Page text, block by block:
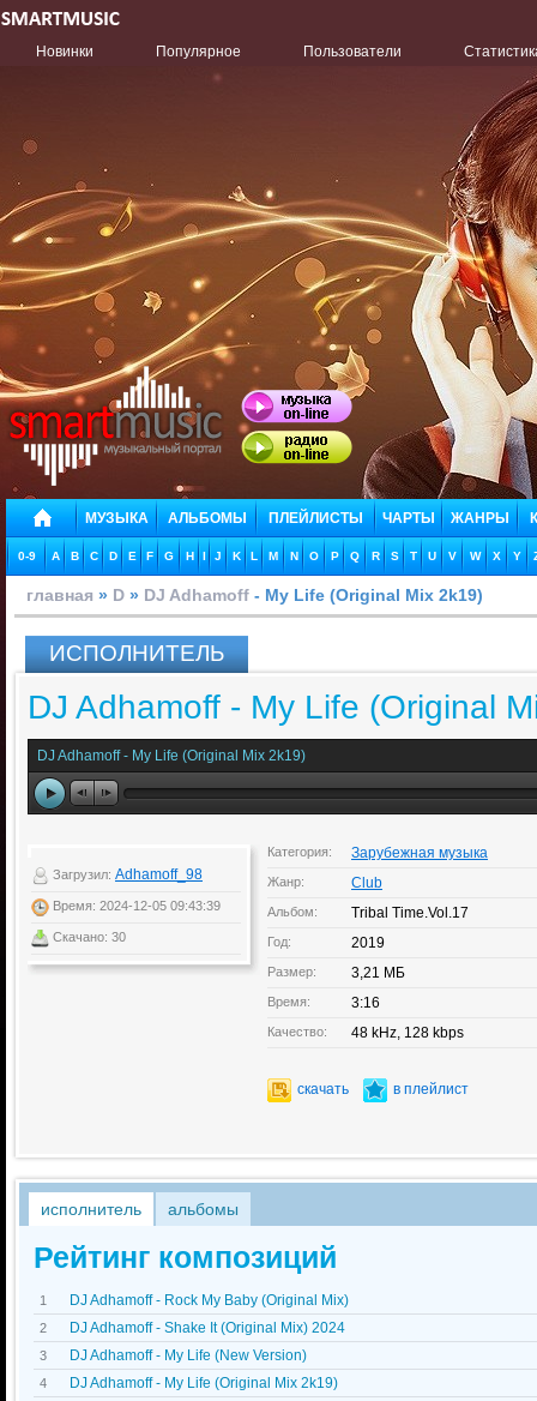
Новинки Популярное Пользователи
МУЗЫКА АЛЬБОМЫ ПЛЕЙЛИСТЫ ЧАРТЫ ЖАНРЫ
0-9 A B C D E F G H I J K L M N O P Q R S T U V W X Y
главная » D » DJ Adhamoff - My Life (Original Mix 2k19)
ИСПОЛНИТЕЛЬ
DJ Adhamoff - My Life (Original
DJ Adhamoff - My Life (Original Mix 2k19)
Загрузил: Adhamoff_98
Время: 2024-12-05 09:43:39
Скачано: 30
Категория: Зарубежная музыка
Жанр: Club
Альбом: Tribal Time.Vol.17
Год: 2019
Размер: 3,21 МБ
Время: 3:16
Качество: 48 kHz, 128 kbps
скачать в плейлист
исполнитель альбомы
Рейтинг композиций
1 DJ Adhamoff - Rock My Baby (Original Mix)
2 DJ Adhamoff - Shake It (Original Mix) 2024
3 DJ Adhamoff - My Life (New Version)
4 DJ Adhamoff - My Life (Original Mix 2k19)